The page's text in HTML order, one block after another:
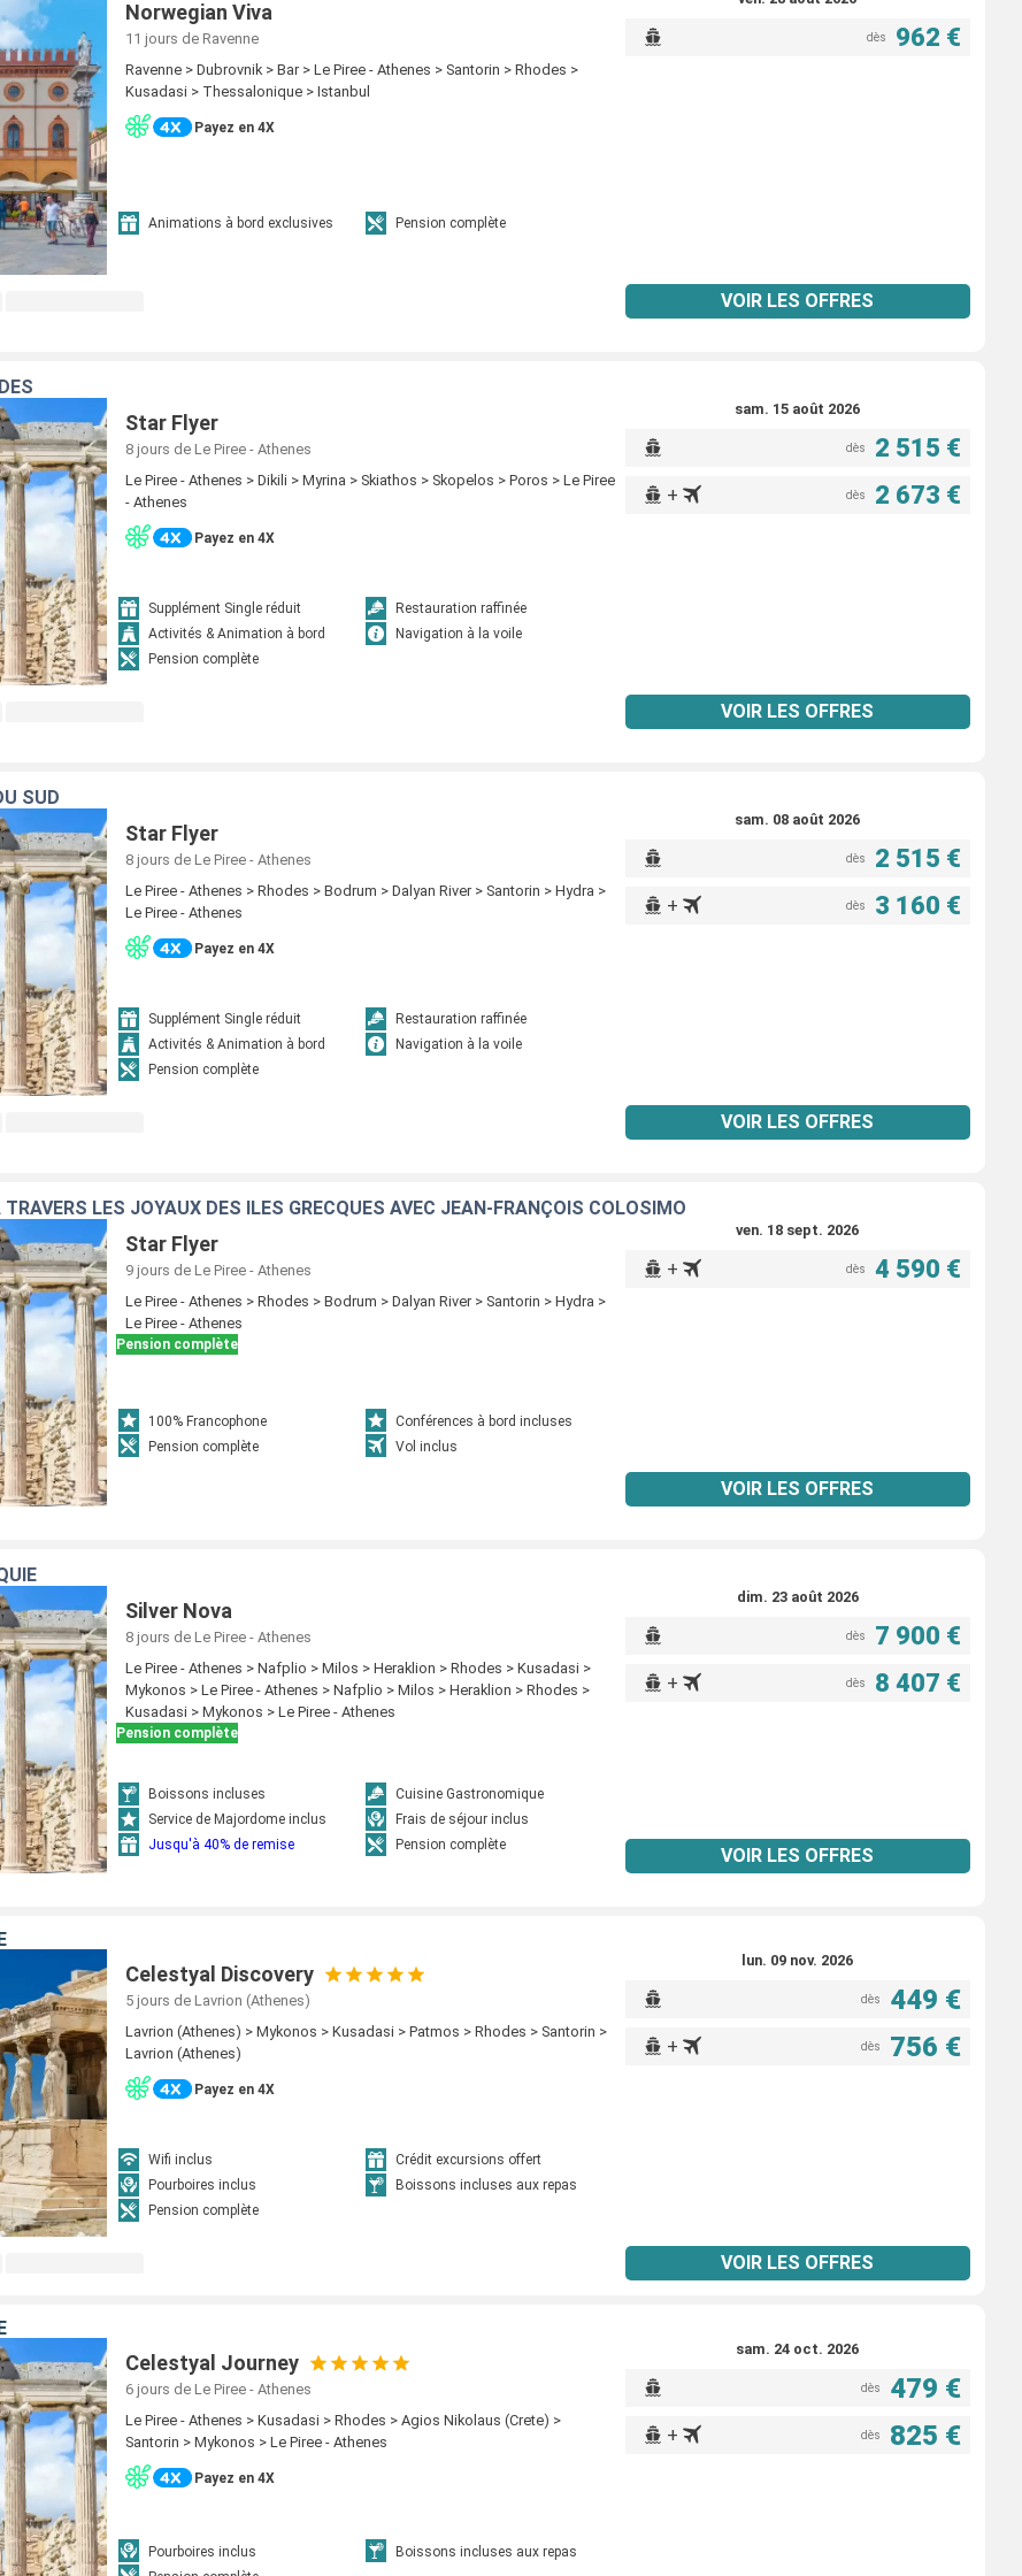
Norwegian Viva
11 jours de Ravenne
Ravenne > Dubrovnik > Bar > Le Piree - Athenes > Santorin > Rhodes >
Kusadasi > Thessalonique > Istanbul
Payez en 4X
Animations à bord exclusives Pension complète
dès 962 €
VOIR LES OFFRES
Star Flyer
8 jours de Le Piree - Athenes
Le Piree - Athenes > Dikili > Myrina > Skiathos > Skopelos > Poros > Le Piree
- Athenes
Payez en 4X
Supplément Single réduit
Restauration raffinée
Activités & Animation à bord
Navigation à la voile
Pension complète
sam. 15 août 2026
dès 2 515 €
+ dès 2 673 €
VOIR LES OFFRES
SUD
Star Flyer
8 jours de Le Piree - Athenes
Le Piree - Athenes > Rhodes > Bodrum > Dalyan River > Santorin > Hydra >
Le Piree - Athenes
Payez en 4X
Supplément Single réduit
Restauration raffinée
Activités & Animation à bord
Navigation à la voile
Pension complète
sam. 08 août 2026
dès 2 515 €
+ dès 3 160 €
VOIR LES OFFRES
TRAVERS LES JOYAUX DES ÎLES GRECQUES AVEC JEAN-FRANÇOIS COLOSIMO
Star Flyer
9 jours de Le Piree - Athenes
Le Piree - Athenes > Rhodes > Bodrum > Dalyan River > Santorin > Hydra >
Le Piree - Athenes
Pension complète
100% Francophone
Conférences à bord incluses
Pension complète
Vol inclus
ven. 18 sept. 2026
+ dès 4 590 €
VOIR LES OFFRES
Silver Nova
8 jours de Le Piree - Athenes
Le Piree - Athenes > Nafplio > Milos > Heraklion > Rhodes > Kusadasi >
Mykonos > Le Piree - Athenes > Nafplio > Milos > Heraklion > Rhodes >
Kusadasi > Mykonos > Le Piree - Athenes
Pension complète
Boissons incluses
Cuisine Gastronomique
Service de Majordome inclus
Frais de séjour inclus
Jusqu'à 40% de remise
Pension complète
dim. 23 août 2026
dès 7 900 €
+ dès 8 407 €
VOIR LES OFFRES
Celestyal Discovery
5 jours de Lavrion (Athenes)
Lavrion (Athenes) > Mykonos > Kusadasi > Patmos > Rhodes > Santorin >
Lavrion (Athenes)
Payez en 4X
Wifi inclus
Crédit excursions offert
Pourboires inclus
Boissons incluses aux repas
Pension complète
lun. 09 nov. 2026
dès 449 €
+ dès 756 €
VOIR LES OFFRES
Celestyal Journey
6 jours de Le Piree - Athenes
Le Piree - Athenes > Kusadasi > Rhodes > Agios Nikolaus (Crete) >
Santorin > Mykonos > Le Piree - Athenes
Payez en 4X
Pourboires inclus
Boissons incluses aux repas
sam. 24 oct. 2026
dès 479 €
+ dès 825 €